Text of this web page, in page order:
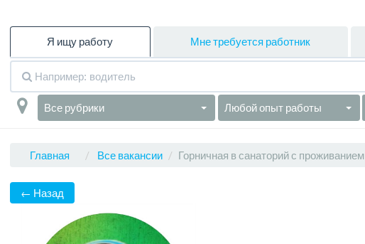
Я ищу работу Мне требуется работник
Все рубрики Любой опыт работы
Главная Все вакансии Горничная в санаторий с проживанием
← Назад